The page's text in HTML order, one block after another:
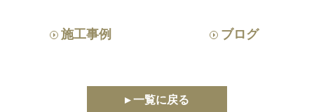
施工事例 ブログ
▸ 一覧に戻る